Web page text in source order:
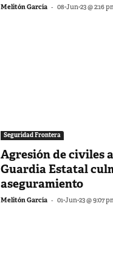
Melitón García - 08-Jun-23 @ 2:16
Seguridad Frontera
Agresión de civiles
Guardia Estatal
aseguramiento
Melitón García - 01-Jun-23 @ 9:07